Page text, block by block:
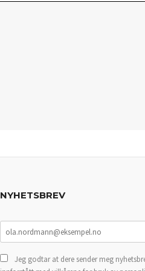
NYHETSBREV
Jeg godtar at dere sender meg